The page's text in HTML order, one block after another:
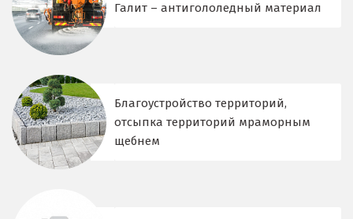
Галит – антигололедный материал
Благоустройство территорий,
отсыпка территорий мраморным
щебнем